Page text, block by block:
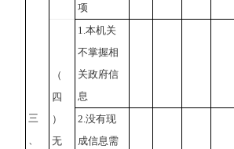
三
项
（
四
）
无
1.本机关
不掌握相
关政府信
息
2.没有现
成信息需